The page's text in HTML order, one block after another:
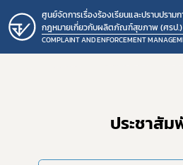
ศูนย์จัดการเรื่องร้องเรียนและปราบปราม
กฎหมายเกี่ยวกับผลิตภัณฑ์สุขภาพ (ศรป.)
COMPLAINT AND ENFORCEMENT
ประชาสัม